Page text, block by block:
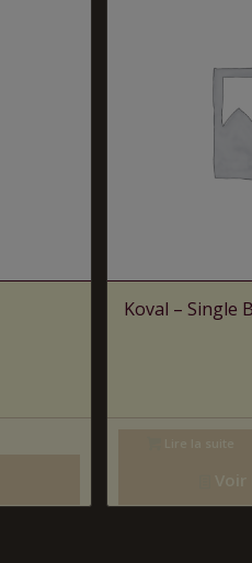
Koval – Single